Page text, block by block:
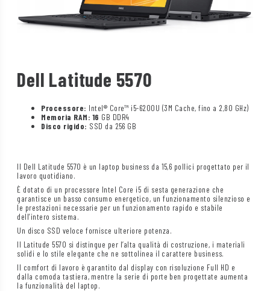
Dell Latitude 5570
Processore: Intel® Core™ i5-6200U (3M Cache, fino a 2,80 GHz)
Memoria RAM: 16 GB DDR4
Disco rigido: SSD da 256 GB
Il Dell Latitude 5570 è un laptop business da 15,6 pollici progettato per il
lavoro quotidiano.
È dotato di un processore Intel Core i5 di sesta generazione che
garantisce un basso consumo energetico, un funzionamento silenzioso e
le prestazioni necessarie per un funzionamento rapido e stabile
dell’intero sistema.
Un disco SSD veloce fornisce ulteriore potenza.
Il Latitude 5570 si distingue per l’alta qualità di costruzione, i materiali
solidi e lo stile elegante che ne sottolinea il carattere business.
Il comfort di lavoro è garantito dal display con risoluzione Full HD e
dalla comoda tastiera, mentre la serie di porte ben progettate aumenta
la funzionalità del laptop.